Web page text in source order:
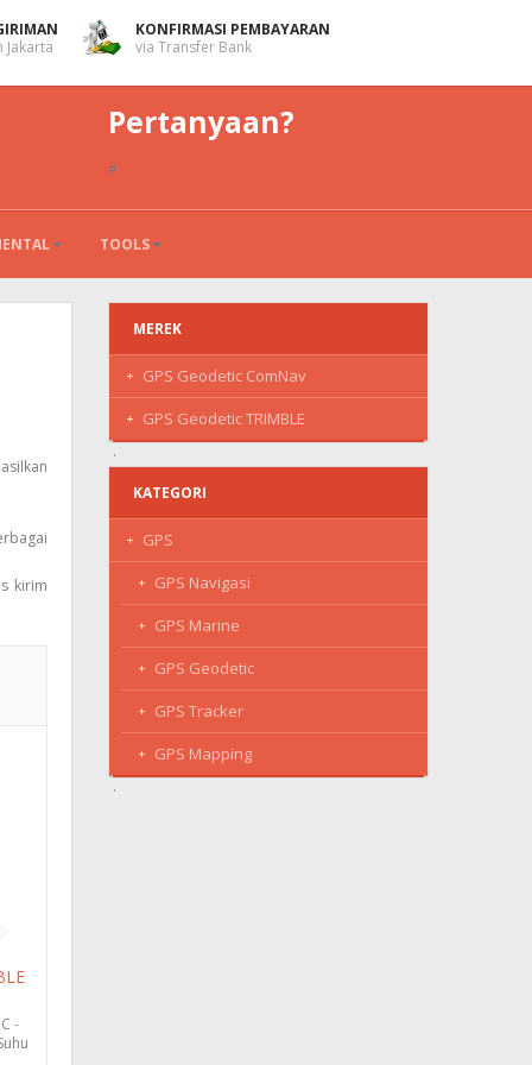
Jakarta
KONFIRMASI PEMBAYARAN
via Transfer Bank
Pertanyaan?
#
TOOLS
kirim
-
MEREK
GPS Geodetic ComNav
GPS Geodetic TRIMBLE
KATEGORI
GPS
GPS Navigasi
GPS Marine
GPS Geodetic
GPS Tracker
GPS Mapping